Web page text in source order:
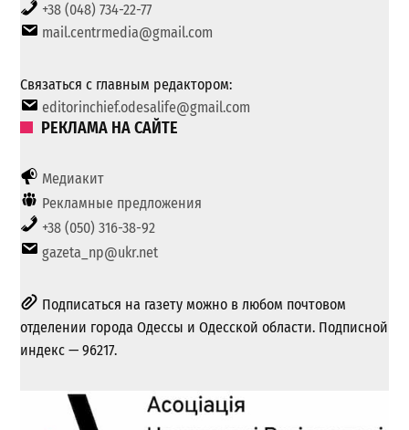
+38 (048) 734-22-77
mail.centrmedia@gmail.com
Связаться с главным редактором:
editorinchief.odesalife@gmail.com
РЕКЛАМА НА САЙТЕ
Медиакит
Рекламные предложения
+38 (050) 316-38-92
gazeta_np@ukr.net
Подписаться на газету можно в любом почтовом
отделении города Одессы и Одесской области. Подписной
индекс — 96217.